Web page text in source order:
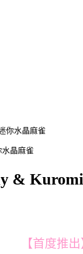
你水晶麻雀
&
【首度推